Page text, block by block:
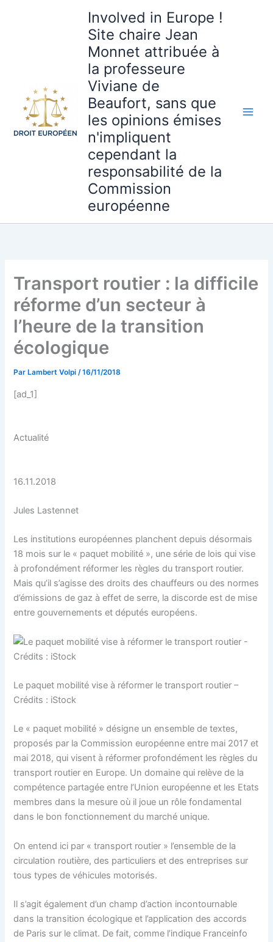
Involved in Europe !
Site chaire Jean
Monnet attribuée à
la professeure
Viviane de
Beaufort, sans que
les opinions émises
n'impliquent
cependant la
responsabilité de la
Commission
européenne
Transport routier : la difficile
réforme d’un secteur à
l’heure de la transition
écologique
Par Lambert Volpi/16/11/2018
[ad_1]
Actualité
16.11.2018
Jules Lastennet
Les institutions européennes planchent depuis désormais
18 mois sur le « paquet mobilité », une série de lois qui vise
à profondément réformer les règles du transport routier.
Mais qu’il s’agisse des droits des chauffeurs ou des normes
d’émissions de gaz à effet de serre, la discorde est de mise
entre gouvernements et députés européens.
Le paquet mobilité vise à réformer le transport routier –
Crédits : iStock
Le « paquet mobilité » désigne un ensemble de textes,
proposés par la Commission européenne entre mai 2017 et
mai 2018, qui visent à réformer profondément les règles du
transport routier en Europe. Un domaine qui relève de la
compétence partagée entre l’Union européenne et les Etats
membres dans la mesure où il joue un rôle fondamental
dans le bon fonctionnement du marché unique.
On entend ici par « transport routier » l’ensemble de la
circulation routière, des particuliers et des entreprises sur
tous types de véhicules motorisés.
Il s’agit également d’un champ d’action incontournable
dans la transition écologique et l’application des accords
de Paris sur le climat. De fait, comme l’indique Franceinfo